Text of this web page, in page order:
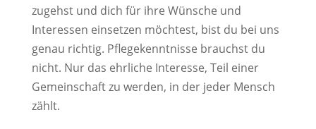
zugehst und dich für ihre Wünsche und
Interessen einsetzen möchtest, bist du bei uns
genau richtig. Pflegekenntnisse brauchst du
nicht. Nur das ehrliche Interesse, Teil einer
Gemeinschaft zu werden, in der jeder Mensch
zählt.